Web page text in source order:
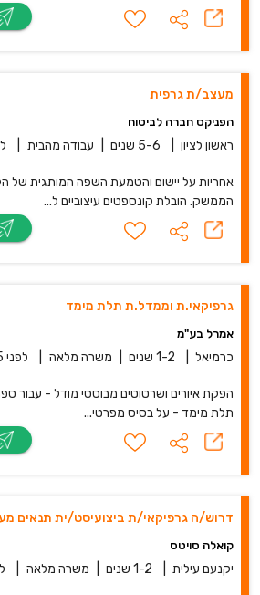
מעצב/ת גרפית
הפניקס חברה לביטוח
ראשון לציון 5-6 שנים עבודה מהבית
אחריות על יישום והטמעת השפה המותגית של
הממשק. הובלת קונספטים עיצוביים ל...
גרפיקאי.ת וממדל.ת תלת מימד
אמרל בע"מ
כרמיאל 1-2 שנים משרה מלאה לפני 15 שעות
הפקת איורים ושרטוטים מבוססי מודל - עבור
תלת מימד - על בסיס מפרטי...
דרוש/ה גרפיקאי/ת ביצועיסט/ית תנאים
קואלה סויטס
יקנעם עילית 1-2 שנים משרה מלאה